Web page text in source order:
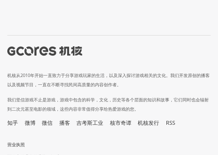
机核从2010年开始一直致力于分享游戏玩家的生活，以及深入探讨游戏相关的文化。我们开发原创的播客
以及视频节目，一直在不断寻找民间高质量的内容创作者。
我们坚信游戏不止是游戏，游戏中包含的科学，文化，历史等各个层面的知识和故事，它们同时也会辐射
到二次元甚至电影的领域，这些内容非常值得分享给热爱游戏的您。
知乎 微博 微信 播客 吉考斯工业 核市奇谭 机核发行 RSS
营业执照